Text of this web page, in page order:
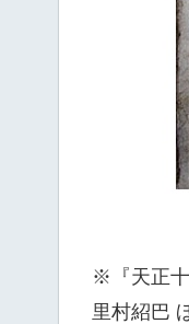
※『天正
里村紹巴